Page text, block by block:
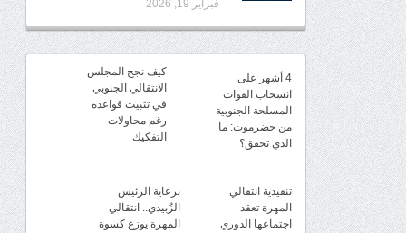
فبراير 19, 2026
4 أشهر على
انسحاب القوات
المسلحة الجنوبية
من حضرموت: ما
الذي تحقق؟
كيف نجح المجلس
الانتقالي الجنوبي
في تثبيت قواعده
رغم محاولات
التفكيك
تنفيذية انتقالي
المهرة تعقد
اجتماعها الدوري
برعاية الرئيس
الزُبيدي.. انتقالي
المهرة يوزع كسوة